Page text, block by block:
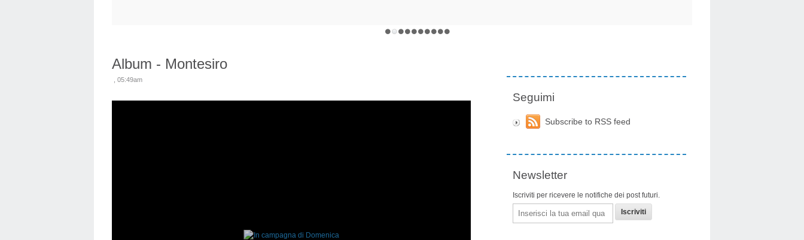
Album - Montesiro
, 05:49am
Seguimi
Subscribe to RSS feed
Newsletter
Iscriviti per ricevere le notifiche dei post futuri.
Email